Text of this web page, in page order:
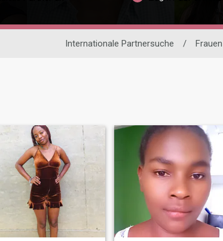
Internationale Partnersuche / Frauen